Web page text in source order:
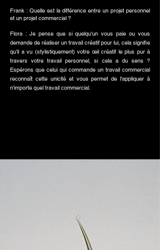
Frank : Quelle est la différence entre un projet personnel
et un projet commercial ?
Flora : Je pense que si quelqu'un vous paie ou vous
demande de réaliser un travail créatif pour lui, cela signifie
qu'il a vu (stylistiquement) votre œil créatif le plus pur à
travers votre travail personnel, si cela a du sens ?
Espérons que celui qui commande un travail commercial
reconnaît cette unicité et vous permet de l'appliquer à
n'importe quel travail commercial.